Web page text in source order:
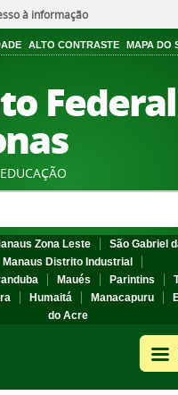
à informação
ALTO CONTRASTE MAPA DO
Zona Leste
São Gabriel
Manaus Distrito Industrial
Maués Parintins
Humaitá Manacapuru
do Acre